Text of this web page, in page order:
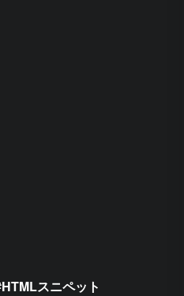
HTMLスニペット